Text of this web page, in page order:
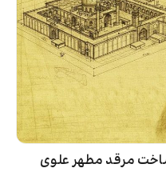
مرقد مطهر علوی